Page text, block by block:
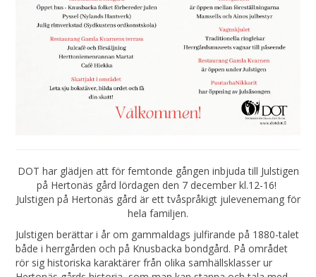
DOT har glädjen att för femtonde gången inbjuda till Julstigen
på Hertonäs gård lördagen den 7 december kl.12-16!
Julstigen på Hertonäs gård är ett tvåspråkigt julevenemang för
hela familjen.
Julstigen berättar i år om gammaldags julfirande på 1880-talet
både i herrgården och på Knusbacka bondgård. På området
rör sig historiska karaktärer från olika samhällsklasser ur